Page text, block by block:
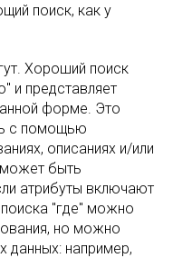
поиск, как у
Хороший поиск
и представляет
форме. Это
с помощью
описаниях и/или
может быть
атрибуты включают
"где" можно
но можно
данных: например,